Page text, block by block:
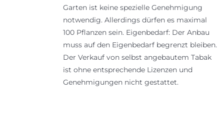
Garten ist keine spezielle Genehmigung
notwendig. Allerdings dürfen es maximal
100 Pflanzen sein. Eigenbedarf: Der Anbau
muss auf den Eigenbedarf begrenzt bleiben.
Der Verkauf von selbst angebautem Tabak
ist ohne entsprechende Lizenzen und
Genehmigungen nicht gestattet.